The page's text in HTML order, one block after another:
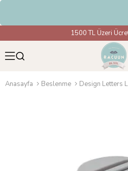
1500 TL Üzeri
Anasayfa Beslenme Design Letters